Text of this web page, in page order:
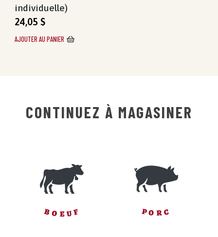
individuelle)
24,05 $
AJOUTER AU PANIER
CONTINUEZ À MAGASINER
BO EUF PO RC